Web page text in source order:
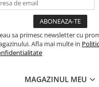
sa primesc newsletter cu
Afla mai multe in
MAGAZINUL MEU